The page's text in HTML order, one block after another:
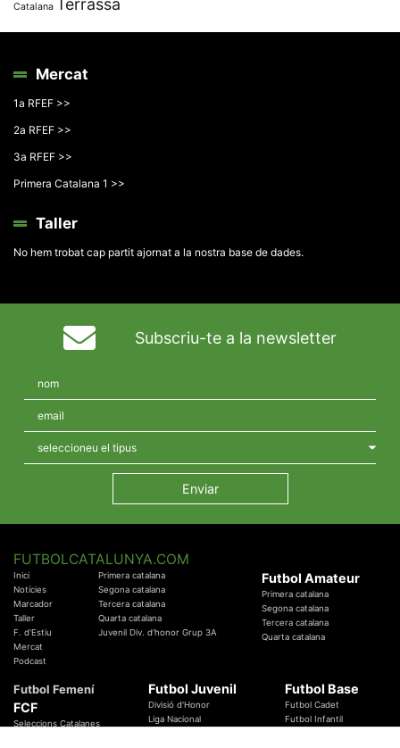
Catalana Terrassa
Mercat
1a RFEF >>
2a RFEF >>
3a RFEF >>
Primera Catalana 1 >>
Taller
No hem trobat cap partit ajornat a la nostra base de dades.
Subscriu-te a la newsletter
FUTBOLCATALUNYA.COM
Inici
Notícies
Marcador
Taller
F. d'Estiu
Mercat
Podcast
Primera catalana
Segona catalana
Tercera catalana
Quarta catalana
Juvenil Div. d'honor Grup 3A
Futbol Amateur
Primera catalana
Segona catalana
Tercera catalana
Quarta catalana
Futbol Femení
FCF
Seleccions Catalanes
Futbol Juvenil
Divisió d'Honor
Liga Nacional
Futbol Base
Futbol Cadet
Futbol Infantil